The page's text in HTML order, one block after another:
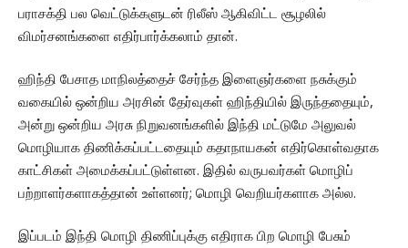
பராசக்தி பல வெட்டுக்களுடன் ரிலீஸ் ஆகிவிட்ட சூழலில்
விமர்சனங்களை எதிர்பார்க்கலாம் தான்.
ஹிந்தி பேசாத மாநிலத்தைச் சேர்ந்த இளைஞர்களை நசுக்கும்
வகையில் ஒன்றிய அரசின் தேர்வுகள் ஹிந்தியில் இருந்ததையும்,
அன்று ஒன்றிய அரசு நிறுவனங்களில் இந்தி மட்டுமே அலுவல்
மொழியாக திணிக்கப்பட்டதையும் கதாநாயகன் எதிர்கொள்வதாக
காட்சிகள் அமைக்கப்பட்டுள்ளன. இதில் வருபவர்கள் மொழிப்
பற்றாளர்களாகத்தான் உள்ளனர்; மொழி வெறியர்களாக அல்ல.
இப்படம் இந்தி மொழி திணிப்புக்கு எதிராக பிற மொழி பேசும்